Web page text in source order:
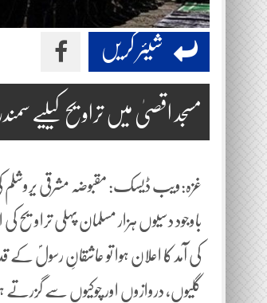
شیئر کریں
مسجد اقصیٰ میں تراویح کیلیے سمندر
غزہ:ویب ڈیسک: مقبوضہ مشرقی یروشلم
باوجود دسیوں ہزار مسلمان پہلی
کی آمد کا اعلان ہوا تو عاشقانِ رسولؐ کے
گلیوں، دروازوں اور چوکیوں سے